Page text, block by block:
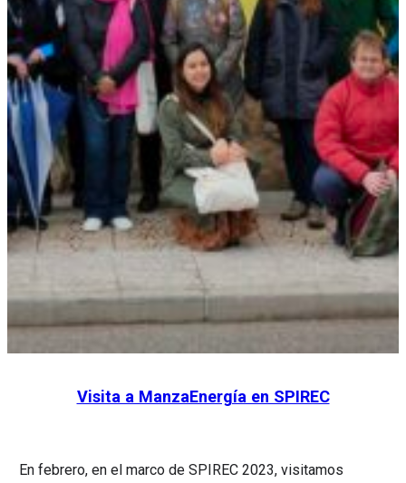
Visita a ManzaEnergía en SPIREC
En febrero, en el marco de SPIREC 2023, visitamos